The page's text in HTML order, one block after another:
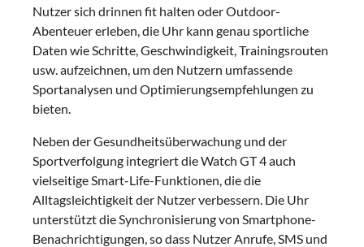
Nutzer sich drinnen fit halten oder Outdoor-
Abenteuer erleben, die Uhr kann genau sportliche
Daten wie Schritte, Geschwindigkeit, Trainingsrouten
usw. aufzeichnen, um den Nutzern umfassende
Sportanalysen und Optimierungsempfehlungen zu
bieten.
Neben der Gesundheitsüberwachung und der
Sportverfolgung integriert die Watch GT 4 auch
vielseitige Smart-Life-Funktionen, die die
Alltagsleichtigkeit der Nutzer verbessern. Die Uhr
unterstützt die Synchronisierung von Smartphone-
Benachrichtigungen, so dass Nutzer Anrufe, SMS und